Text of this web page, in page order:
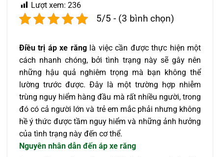
Lượt xem: 236
5/5 - (3 bình chọn)
Điều trị áp xe rănglà việc cần được thực hiện một
cách nhanh chóng, bởi tình trạng này sẽ gây nên
những hậu quả nghiêm trọng mà bạn không thể
lường trước được. Đây là một trường hợp nhiễm
trùng nguy hiểm hàng đầu mà rất nhiều người, trong
đó có cả người lớn và trẻ em mắc phải nhưng không
hề ý thức được tầm nguy hiểm và những ảnh hưởng
của tình trạng này đến cơ thể.
Nguyên nhân dẫn đến áp xe răng